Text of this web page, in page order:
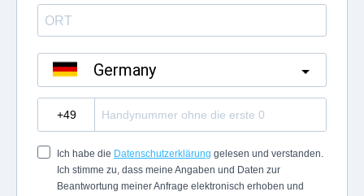
Germany
Ich habe die Datenschutzerklärung gelesen und verstanden.
Ich stimme zu, dass meine Angaben und Daten zur
Beantwortung meiner Anfrage elektronisch erhoben und